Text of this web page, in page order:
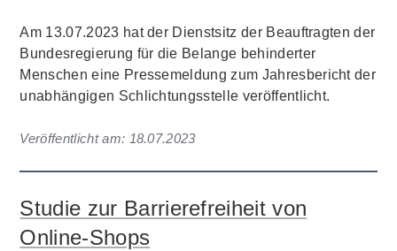
Am 13.07.2023 hat der Dienstsitz der Beauftragten der
Bundesregierung für die Belange behinderter
Menschen eine Pressemeldung zum Jahresbericht der
unabhängigen Schlichtungsstelle veröffentlicht.
Veröffentlicht am: 18.07.2023
Studie zur Barrierefreiheit von
Online-Shops